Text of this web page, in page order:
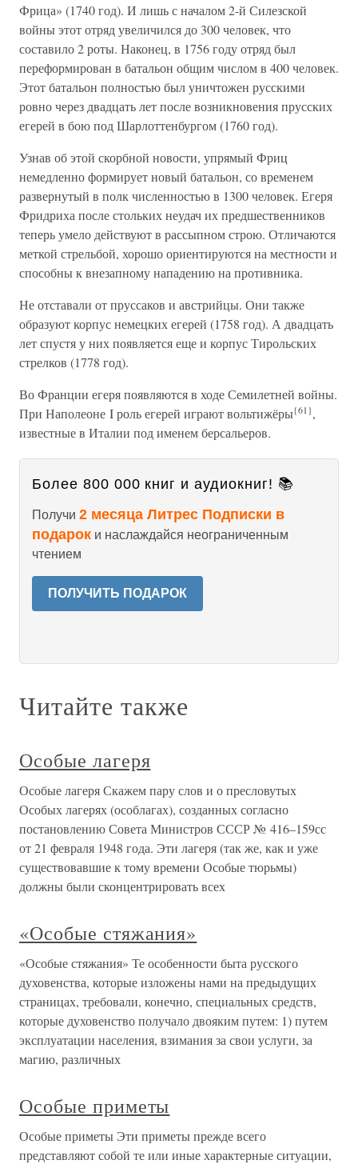
Фрица» (1740 год). И лишь с началом 2-й Силезской
войны этот отряд увеличился до 300 человек, что
составило 2 роты. Наконец, в 1756 году отряд был
переформирован в батальон общим числом в 400 человек.
Этот батальон полностью был уничтожен русскими
ровно через двадцать лет после возникновения прусских
егерей в бою под Шарлоттенбургом (1760 год).
Узнав об этой скорбной новости, упрямый Фриц
немедленно формирует новый батальон, со временем
развернутый в полк численностью в 1300 человек. Егеря
Фридриха после стольких неудач их предшественников
теперь умело действуют в рассыпном строю. Отличаются
меткой стрельбой, хорошо ориентируются на местности и
способны к внезапному нападению на противника.
Не отставали от пруссаков и австрийцы. Они также
образуют корпус немецких егерей (1758 год). А двадцать
лет спустя у них появляется еще и корпус Тирольских
стрелков (1778 год).
Во Франции егеря появляются в ходе Семилетней войны.
При Наполеоне I роль егерей играют вольтижёры{61},
известные в Италии под именем берсальеров.
Более 800 000 книг и аудиокниг! 📚
Получи 2 месяца Литрес Подписки в
подарок и наслаждайся неограниченным
чтением
ПОЛУЧИТЬ ПОДАРОК
Читайте также
Особые лагеря
Особые лагеря Скажем пару слов и о пресловутых
Особых лагерях (особлагах), созданных согласно
постановлению Совета Министров СССР № 416–159сс
от 21 февраля 1948 года. Эти лагеря (так же, как и уже
существовавшие к тому времени Особые тюрьмы)
должны были сконцентрировать всех
«Особые стяжания»
«Особые стяжания» Те особенности быта русского
духовенства, которые изложены нами на предыдущих
страницах, требовали, конечно, специальных средств,
которые духовенство получало двояким путем: 1) путем
эксплуатации населения, взимания за свои услуги, за
магию, различных
Особые приметы
Особые приметы Эти приметы прежде всего
представляют собой те или иные характерные ситуации,